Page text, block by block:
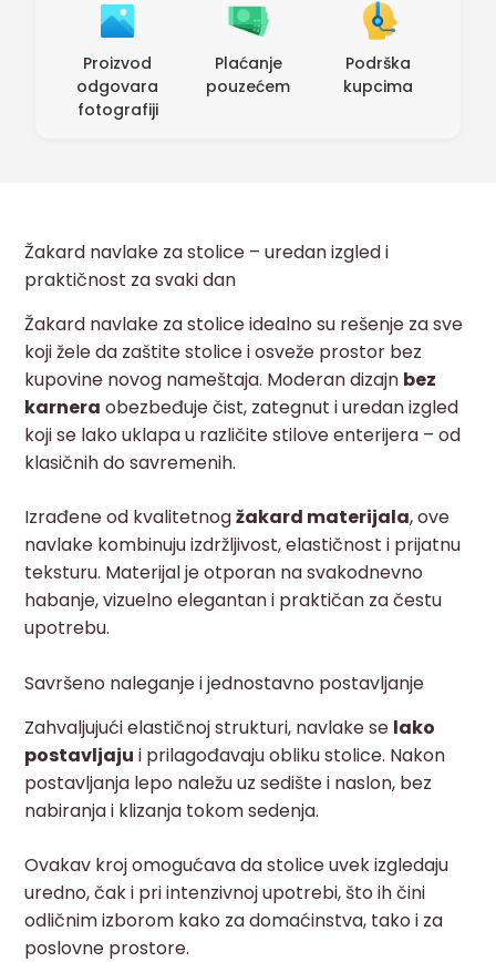
Proizvod
odgovara
fotografiji
Plaćanje
pouzećem
Podrška
kupcima
Žakard navlake za stolice – uredan izgled i
praktičnost za svaki dan
Žakard navlake za stolice idealno su rešenje za sve
koji žele da zaštite stolice i osveže prostor bez
kupovine novog nameštaja. Moderan dizajn bez
karnera obezbeđuje čist, zategnut i uredan izgled
koji se lako uklapa u različite stilove enterijera – od
klasičnih do savremenih.
Izrađene od kvalitetnogžakard materijala, ove
navlake kombinuju izdržljivost, elastičnost i prijatnu
teksturu. Materijal je otporan na svakodnevno
habanje, vizuelno elegantan i praktičan za čestu
upotrebu.
Savršeno naleganje i jednostavno postavljanje
Zahvaljujući elastičnoj strukturi, navlake se lako
postavljaju i prilagođavaju obliku stolice. Nakon
postavljanja lepo naležu uz sedište i naslon, bez
nabiranja i klizanja tokom sedenja.
Ovakav kroj omogućava da stolice uvek izgledaju
uredno, čak i pri intenzivnoj upotrebi, što ih čini
odličnim izborom kako za domaćinstva, tako i za
poslovne prostore.